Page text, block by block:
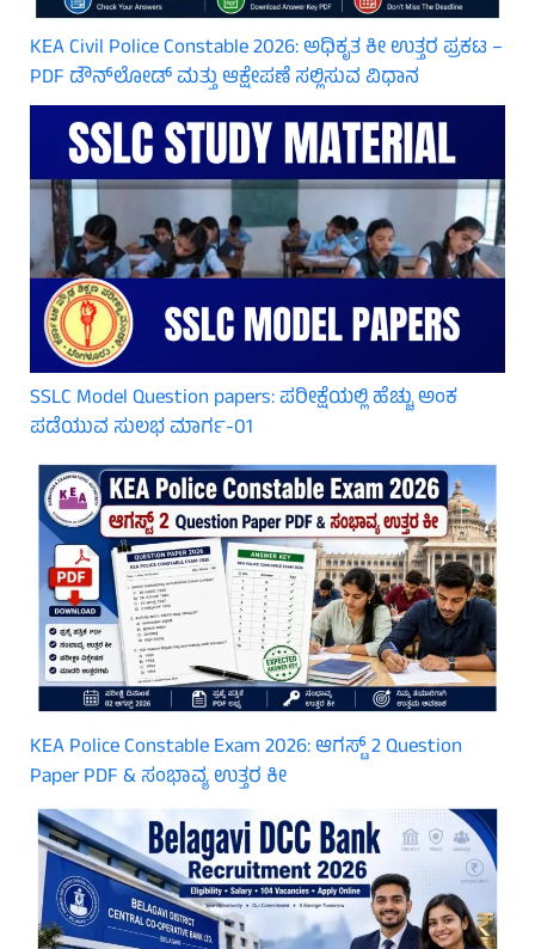
KEA Civil Police Constable 2026: ಅಧಿಕೃತ ಕೀ ಉತ್ತರ ಪ್ರಕಟ –
PDF ಡೌನ್‌ಲೋಡ್ ಮತ್ತು ಆಕ್ಷೇಪಣೆ ಸಲ್ಲಿಸುವ ವಿಧಾನ
SSLC Model Question papers: ಪರೀಕ್ಷೆಯಲ್ಲಿ ಹೆಚ್ಚು ಅಂಕ
ಪಡೆಯುವ ಸುಲಭ ಮಾರ್ಗ-01
KEA Police Constable Exam 2026: ಆಗಸ್ಟ್ 2 Question
Paper PDF & ಸಂಭಾವ್ಯ ಉತ್ತರ ಕೀ